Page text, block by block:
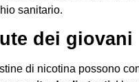
sanitario.
dei giovani
di nicotina possono